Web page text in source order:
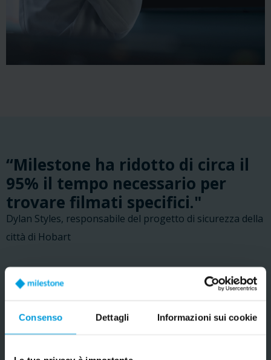
Consenso Dettagli Informazioni sui cookie
“Milestone ha ridotto di circa il
95% il tempo necessario per
trovare filmati specifici."
Dylan Styles, responsabile del progetto di sicurezza della
città di Hobart